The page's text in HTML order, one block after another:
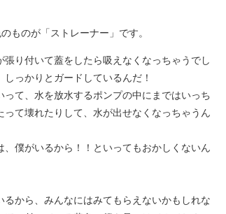
ものが「ストレーナー」です。
り付いて蓋をしたら吸えなくなっちゃうでし
っかりとガードしているんだ！
て、水を放水するポンプの中にまではいっち
て壊れたりして、水が出せなくなっちゃうん
僕がいるから！！といってもおかしくないん
から、みんなにはみてもらえないかもしれな